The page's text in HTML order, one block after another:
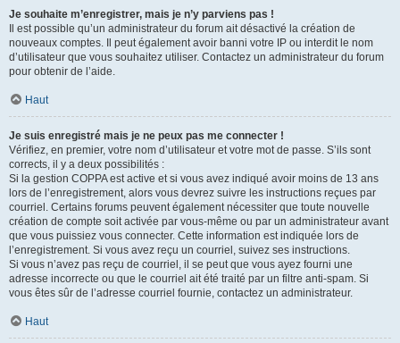
Je souhaite m’enregistrer, mais je n’y parviens pas !
Il est possible qu’un administrateur du forum ait désactivé la création de
nouveaux comptes. Il peut également avoir banni votre IP ou interdit le nom
d’utilisateur que vous souhaitez utiliser. Contactez un administrateur du forum
pour obtenir de l’aide.
Haut
Je suis enregistré mais je ne peux pas me connecter !
Vérifiez, en premier, votre nom d’utilisateur et votre mot de passe. S’ils sont
corrects, il y a deux possibilités :
Si la gestion COPPA est active et si vous avez indiqué avoir moins de 13 ans
lors de l’enregistrement, alors vous devrez suivre les instructions reçues par
courriel. Certains forums peuvent également nécessiter que toute nouvelle
création de compte soit activée par vous-même ou par un administrateur avant
que vous puissiez vous connecter. Cette information est indiquée lors de
l’enregistrement. Si vous avez reçu un courriel, suivez ses instructions.
Si vous n’avez pas reçu de courriel, il se peut que vous ayez fourni une
adresse incorrecte ou que le courriel ait été traité par un filtre anti-spam. Si
vous êtes sûr de l’adresse courriel fournie, contactez un administrateur.
Haut